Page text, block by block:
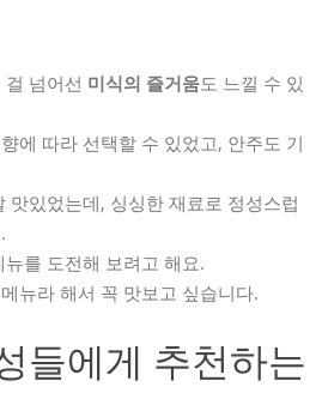
넘어선 미식의 즐거움도 느낄 수 있
에 따라 선택할 수 있었고, 안주도 기
맛있었는데, 싱싱한 재료로 정성스럽
를 도전해 보려고 해요.
뉴라 해서 꼭 맛보고 싶습니다.
들에게 추천하는